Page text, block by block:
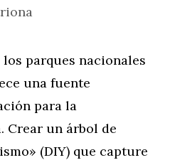
parques nacionales
una fuente
para la
Crear un árbol de
(DIY) que capture